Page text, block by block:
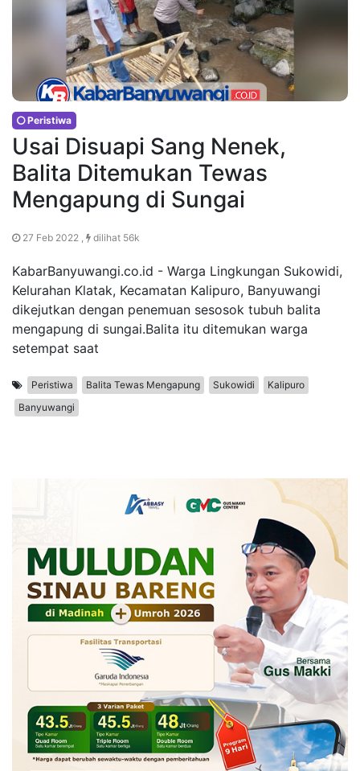
Peristiwa
Usai Disuapi Sang Nenek,
Balita Ditemukan Tewas
Mengapung di Sungai
27 Feb 2022 , dilihat 56k
KabarBanyuwangi.co.id - Warga Lingkungan Sukowidi,
Kelurahan Klatak, Kecamatan Kalipuro, Banyuwangi
dikejutkan dengan penemuan sesosok tubuh balita
mengapung di sungai.Balita itu ditemukan warga
setempat saat
Peristiwa Balita Tewas Mengapung Sukowidi
Kalipuro
Banyuwangi